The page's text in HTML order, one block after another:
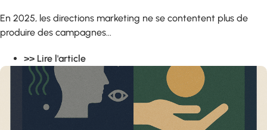
En 2025, les directions marketing ne se contentent plus de
produire des campagnes...
>> Lire l'article